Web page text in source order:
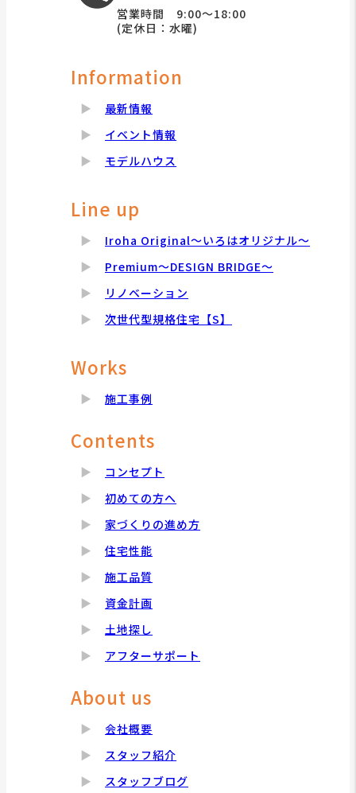
営業時間 9:00～18:00
(定休日：水曜)
Information
最新情報
イベント情報
モデルハウス
Line up
Iroha Original～いろはオリジナル～
Premium～DESIGN BRIDGE～
リノベーション
次世代型規格住宅【S】
Works
施工事例
Contents
コンセプト
初めての方へ
家づくりの進め方
住宅性能
施工品質
資金計画
土地探し
アフターサポート
About us
会社概要
スタッフ紹介
スタッフブログ